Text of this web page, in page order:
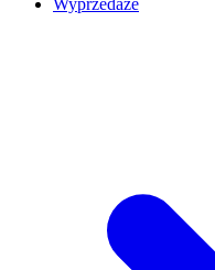
Wyprzedaże